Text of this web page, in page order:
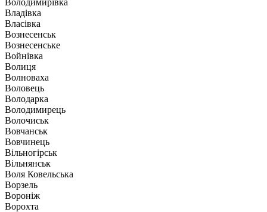
Володимирівка
Владівка
Власівка
Вознесенськ
Вознесенське
Войнівка
Волиця
Волноваха
Воловець
Володарка
Володимирець
Волочиськ
Вовчанськ
Вовчинець
Вільногірськ
Вільнянськ
Воля Ковельська
Ворзель
Вороніж
Ворохта